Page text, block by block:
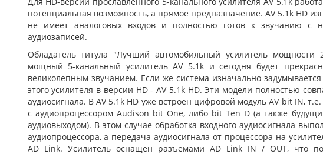
потенциальная возможность, а прямое предназначение. AV 5.1k HD
не имеет аналоговых входов и полностью готов к звучанию с
аудиозаписей.
Обладатель титула "Лучший автомобильный усилитель мощности
мощный 5-канальный усилитель AV 5.1k и сегодня будет
великолепным звучанием. Если же система изначально
этого усилителя в версии HD - AV 5.1k HD. Эти модели полностью
аудиосигнала. В AV 5.1k HD уже встроен цифровой модуль AV bit IN,
с аудиопроцессором Audison bit One, либо bit Ten D (а также
аудиовыходом). В этом случае обработка входного аудиосигнала
аудиопроцессора, а передача аудиосигнала от процессора на
AD Link. Усилитель оснащен разъемами AD Link IN / OUT, что